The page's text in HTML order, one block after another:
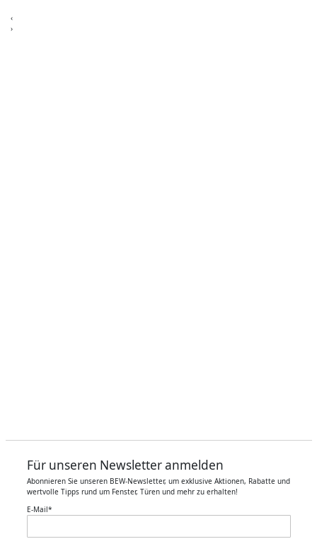
‹
›
Für unseren Newsletter anmelden
Abonnieren Sie unseren BEW-Newsletter, um exklusive Aktionen, Rabatte und
wertvolle Tipps rund um Fenster, Türen und mehr zu erhalten!
E-Mail*